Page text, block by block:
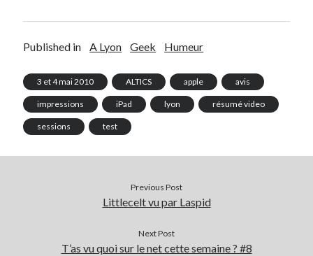
Published in A Lyon Geek Humeur
3 et 4 mai 2010 ALTICS apple avis
impressions iPad lyon résumé video
sessions test
Previous Post
Littlecelt vu par Laspid
Next Post
T’as vu quoi sur le net cette semaine ? #8